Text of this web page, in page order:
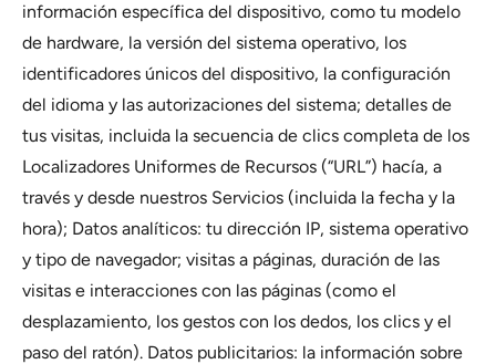
información específica del dispositivo, como tu modelo
de hardware, la versión del sistema operativo, los
identificadores únicos del dispositivo, la configuración
del idioma y las autorizaciones del sistema; detalles de
tus visitas, incluida la secuencia de clics completa de los
Localizadores Uniformes de Recursos (“URL”) hacía, a
través y desde nuestros Servicios (incluida la fecha y la
hora); Datos analíticos: tu dirección IP, sistema operativo
y tipo de navegador; visitas a páginas, duración de las
visitas e interacciones con las páginas (como el
desplazamiento, los gestos con los dedos, los clics y el
paso del ratón). Datos publicitarios: la información sobre